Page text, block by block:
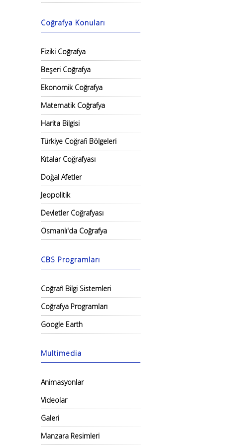
Coğrafya Konuları
Fiziki Coğrafya
Beşeri Coğrafya
Ekonomik Coğrafya
Matematik Coğrafya
Harita Bilgisi
Türkiye Coğrafi Bölgeleri
Kıtalar Coğrafyası
Doğal Afetler
Jeopolitik
Devletler Coğrafyası
Osmanlı'da Coğrafya
CBS Programları
Coğrafi Bilgi Sistemleri
Coğrafya Programları
Google Earth
Multimedia
Animasyonlar
Videolar
Galeri
Manzara Resimleri